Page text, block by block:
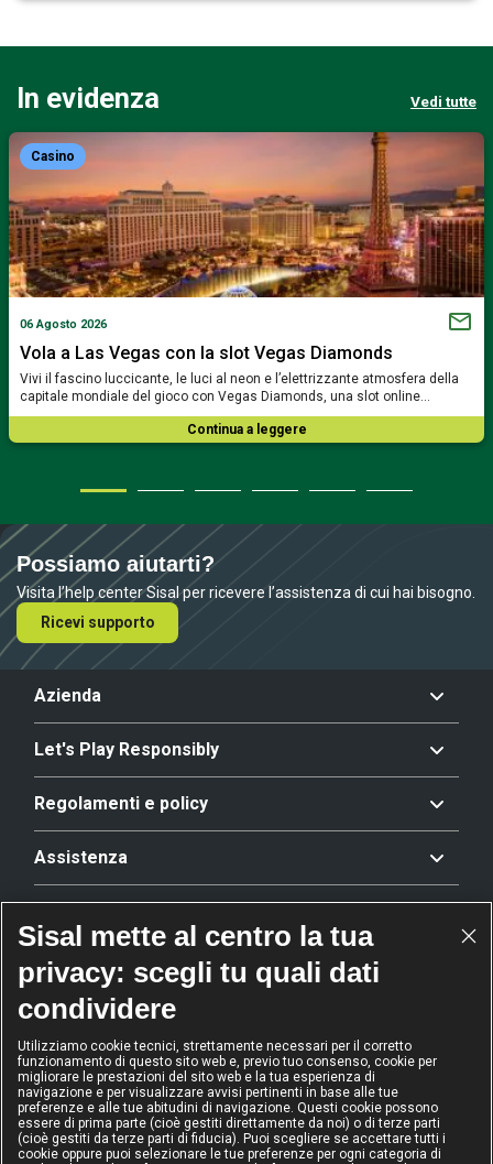
In evidenza Vedi tutte
Casino
06 Agosto 2026
Vola a Las Vegas con la slot Vegas Diamonds
Vivi il fascino luccicante, le luci al neon e l’elettrizzante atmosfera della
capitale mondiale del gioco con Vegas Diamonds, una slot online…
Continua a leggere
Possiamo aiutarti?
Visita l’help center Sisal per ricevere l’assistenza di cui hai bisogno.
Ricevi supporto
Azienda
Let's Play Responsibly
Regolamenti e policy
Assistenza
Riconoscimenti
2024
Operatore
dell'anno
2024
Operatore
Scommesse
sportive
2024
Operatore di
gioco sicuro
2024
Diversity &
Inclusion
Sisal mette al centro la tua
privacy: scegli tu quali dati
condividere
Utilizziamo cookie tecnici, strettamente necessari per il corretto
funzionamento di questo sito web e, previo tuo consenso, cookie per
migliorare le prestazioni del sito web e la tua esperienza di
navigazione e per visualizzare avvisi pertinenti in base alle tue
preferenze e alle tue abitudini di navigazione. Questi cookie possono
essere di prima parte (cioè gestiti direttamente da noi) o di terze parti
(cioè gestiti da terze parti di fiducia). Puoi scegliere se accettare tutti i
cookie oppure puoi selezionare le tue preferenze per ogni categoria di